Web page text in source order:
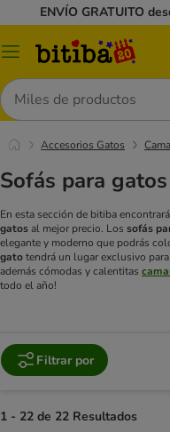
ENVÍO GRATUITO
Menú
Buscar
Accesorios Gatos
Sofás para
En esta sección de bitiba
gatosal mejor precio. Los sofás
elegante y moderno que podrás
gatotendrá un lugar exclusivo
además cómodas y calentitas
todo el año!
Filtrar por
1 - 22 de 22 Resultados